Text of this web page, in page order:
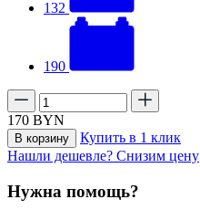
132
190
170 BYN
В корзину
Купить в 1 клик
Нашли дешевле? Снизим цену
Нужна помощь?